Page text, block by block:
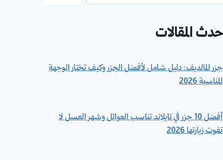
المقالات
جزر المالديف: دليل شامل لأفضل الجزر وكيف تختار الوجهة
المناسبة 2026
أفضل 10 جزر في تايلاند تناسب العوائل وشهر العسل لا
تفوت زيارتها 2026